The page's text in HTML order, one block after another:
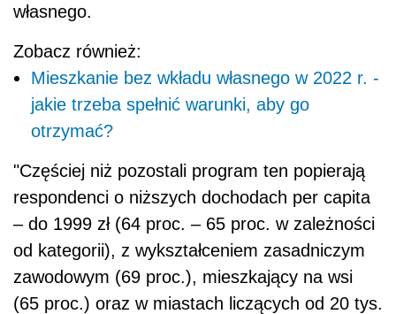
własnego.
Zobacz również:
Mieszkanie bez wkładu własnego w 2022 r. -
jakie trzeba spełnić warunki, aby go
otrzymać?
"Częściej niż pozostali program ten popierają
respondenci o niższych dochodach per capita
– do 1999 zł (64 proc. – 65 proc. w zależności
od kategorii), z wykształceniem zasadniczym
zawodowym (69 proc.), mieszkający na wsi
(65 proc.) oraz w miastach liczących od 20 tys.